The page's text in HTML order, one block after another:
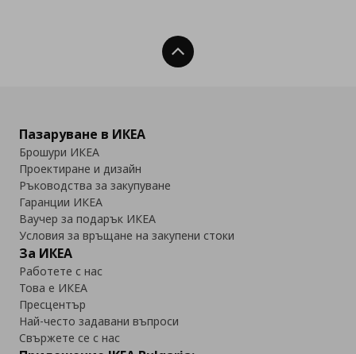
Нагоре
Пазаруване в ИКЕА
Брошури ИКЕА
Проектиране и дизайн
Ръководства за закупуване
Гаранции ИКЕА
Ваучер за подарък ИКЕА
Условия за връщане на закупени стоки
За ИКЕА
Работете с нас
Това е ИКЕА
Пресцентър
Най-често задавани въпроси
Свържете се с нас